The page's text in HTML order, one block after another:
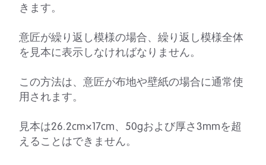
きます。
意匠が繰り返し模様の場合、繰り返し模様全体
を見本に表示しなければなりません。
この方法は、意匠が布地や壁紙の場合に通常使
用されます。
見本は26.2cm×17cm、50gおよび厚さ3mmを超
えることはできません。